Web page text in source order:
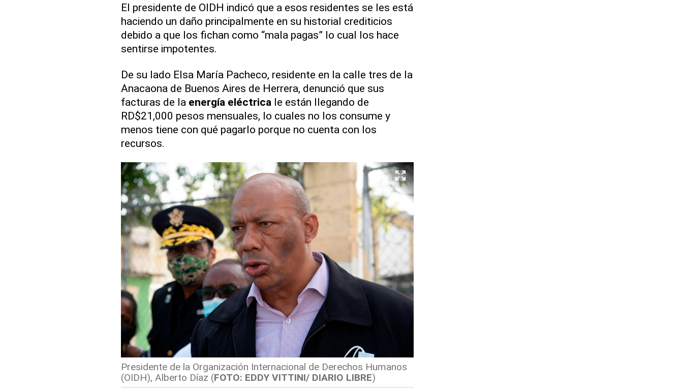
El presidente de OIDH indicó que a esos residentes se les está
haciendo un daño principalmente en su historial crediticios
debido a que los fichan como “mala pagas” lo cual los hace
sentirse impotentes.
De su lado Elsa María Pacheco, residente en la calle tres de la
Anacaona de Buenos Aires de Herrera, denunció que sus
facturas de la energía eléctrica le están llegando de
RD$21,000 pesos mensuales, lo cuales no los consume y
menos tiene con qué pagarlo porque no cuenta con los
recursos.
Presidente de la Organización Internacional de Derechos Humanos
(OIDH), Alberto Díaz (FOTO: EDDY VITTINI/ DIARIO LIBRE)